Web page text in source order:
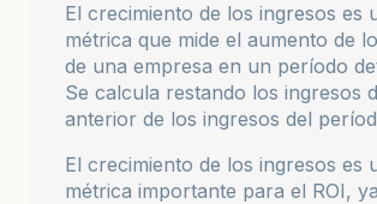
El crecimiento de los ingresos es
métrica que mide el aumento de
de una empresa en un período
Se calcula restando los ingresos
anterior de los ingresos del
El crecimiento de los ingresos es
métrica importante para el ROI,